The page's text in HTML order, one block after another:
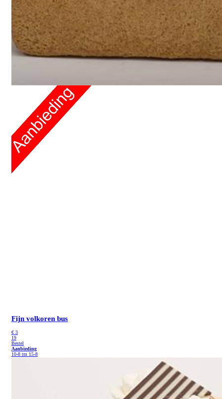
Fijn volkoren bus
€ 3
19
Bestel
Aanbieding
10-8 tm 15-8